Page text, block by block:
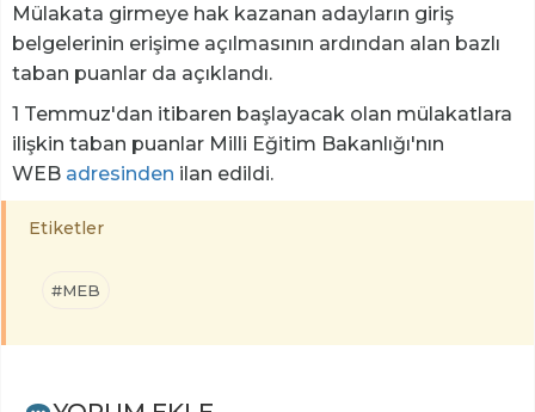
Mülakata girmeye hak kazanan adayların giriş
belgelerinin erişime açılmasının ardından alan bazlı
taban puanlar da açıklandı.
1 Temmuz'dan itibaren başlayacak olan mülakatlara
ilişkin taban puanlar Milli Eğitim Bakanlığı'nın
WEB adresinden ilan edildi.
Etiketler
#MEB